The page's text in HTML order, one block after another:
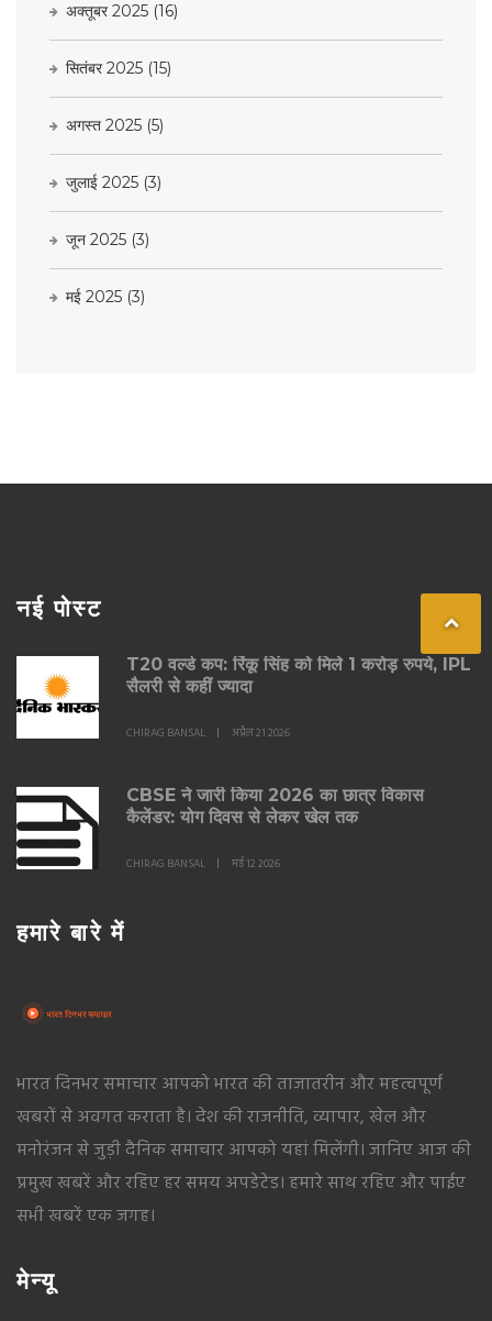
अक्तूबर 2025 (16)
सितंबर 2025 (15)
अगस्त 2025 (5)
जुलाई 2025 (3)
जून 2025 (3)
मई 2025 (3)
नई पोस्ट
T20 वर्ल्ड कप: रिंकू सिंह को मिले 1 करोड़ रुपये, IPL
सैलरी से कहीं ज्यादा
CHIRAG BANSAL अप्रैल 21 2026
CBSE ने जारी किया 2026 का छात्र विकास
कैलेंडर: योग दिवस से लेकर खेल तक
CHIRAG BANSAL मई 12 2026
हमारे बारे में
भारत दिनभर समाचार आपको भारत की ताजातरीन और महत्वपूर्ण
खबरों से अवगत कराता है। देश की राजनीति, व्यापार, खेल और
मनोरंजन से जुड़ी दैनिक समाचार आपको यहां मिलेंगी। जानिए आज की
प्रमुख खबरें और रहिए हर समय अपडेटेड। हमारे साथ रहिए और पाईए
सभी खबरें एक जगह।
मेन्यू